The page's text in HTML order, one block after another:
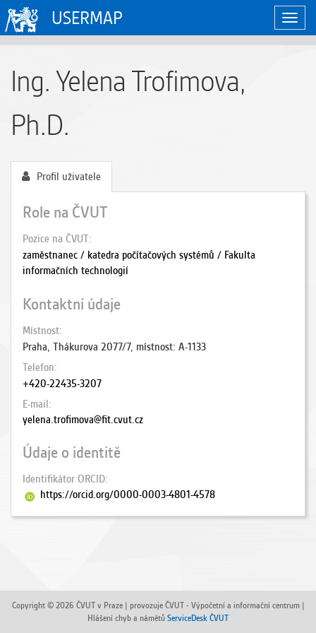
USERMAP
Ing. Yelena Trofimova,
Ph.D.
Profil uživatele
Role na ČVUT
Pozice na ČVUT
zaměstnanec / katedra počítačových systémů / Fakulta
informačních technologií
Kontaktní údaje
Místnost
Praha, Thákurova 2077/7, místnost: A-1133
Telefon
+420-22435-3207
E-mail
yelena.trofimova@fit.cvut.cz
Údaje o identitě
Identifikátor ORCID
https://orcid.org/0000-0003-4801-4578
Copyright © 2026 ČVUT v Praze | provozuje ČVUT - Výpočetní a informační centrum |
Hlášení chyb a námětů ServiceDesk ČVUT